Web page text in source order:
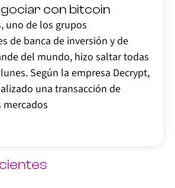
con bitcoin
uno de los grupos
de banca de inversión y de
del mundo, hizo saltar todas
Según la empresa Decrypt,
una transacción de